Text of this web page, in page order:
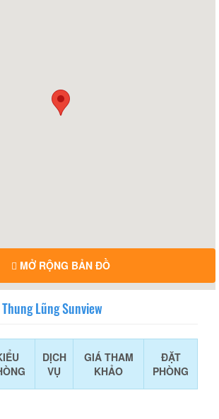
MỞ RỘNG BẢN ĐỒ
Lũng Sunview
DỊCH
VỤ
GIÁ THAM
KHẢO
ĐẶT
PHÒNG